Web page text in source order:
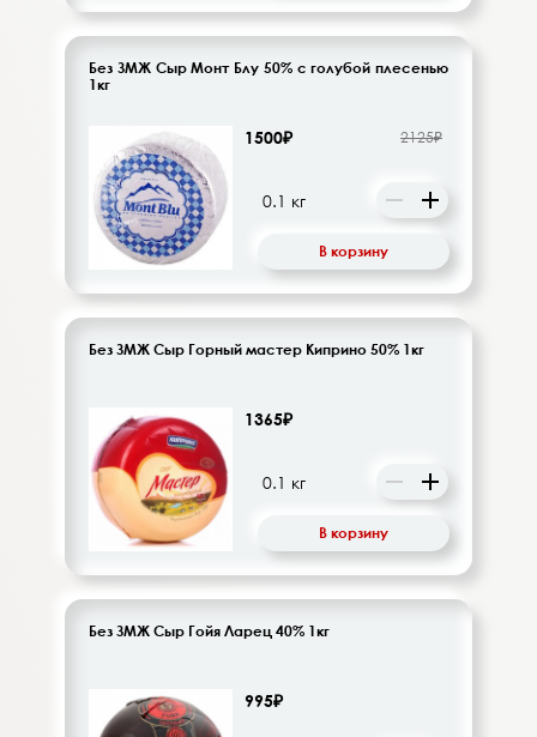
Без ЗМЖ Сыр Монт Блу 50% с голубой плесенью
1кг
1500₽ 2125₽
В корзину
Без ЗМЖ Сыр Горный мастер Киприно 50% 1кг
1365₽
В корзину
Без ЗМЖ Сыр Гойя Ларец 40% 1кг
995₽